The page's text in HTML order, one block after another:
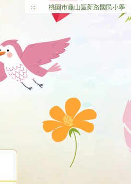
::: 桃園市龜山區新路國民小學